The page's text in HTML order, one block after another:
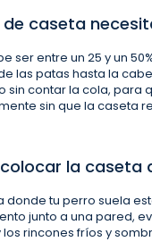
caseta
ser entre un 25 y un
las patas hasta la
sin contar la cola, para
sin que la caseta
la caseta
donde tu perro suela
junto a una pared,
rincones fríos y